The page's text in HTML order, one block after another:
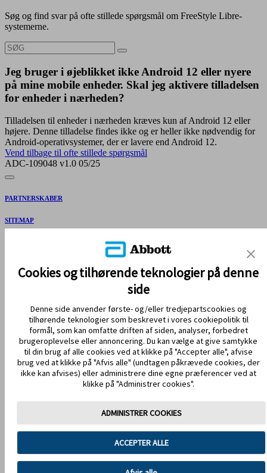
Søg og find svar på ofte stillede spørgsmål om FreeStyle Libre-
systemerne.
Jeg bruger i øjeblikket ikke Android 12 eller nyere
på mine mobile enheder. Skal jeg aktivere tilladelsen
for enheder i nærheden?
Tilladelsen til enheder i nærheden kræves kun af Android 12 eller
højere. Denne tilladelse findes ikke og er heller ikke nødvendig for
Android-operativsystemer, der er lavere end Android 12.
Vend tilbage til ofte stillede spørgsmål
ADC-109048 v1.0 05/25
PARTNERSKABER
SITEMAP
REFERENCER & ANSVARSFRASKRIVELSE
HOLD DIG OPDATERET
Anvendelsesvilkår
Cookiepolitik
Cookie-præferencer
Cookies og tilhørende teknologier på denne
side
Denne side anvender første- og/eller tredjepartscookies og
tilhørende teknologier som beskrevet i vores cookiepolitik til
formål, som kan omfatte driften af siden, analyser, forbedret
brugeroplevelse eller annoncering. Du kan vælge at give samtykke
til din brug af alle cookies ved at klikke på "Accepter alle", afvise
brug ved at klikke på "Afvis alle" (undtagen påkrævede cookies, der
ikke kan afvises) eller administrere dine egne præferencer ved at
klikke på "Administrer cookies".
ADMINISTRER COOKIES
ACCEPTER ALLE